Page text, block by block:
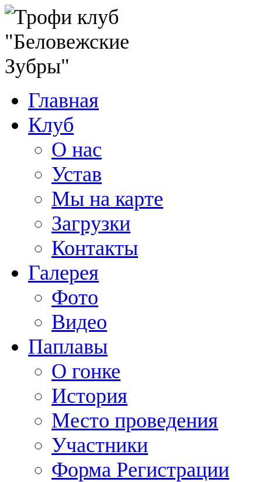
Главная
Клуб
О нас
Устав
Мы на карте
Загрузки
Контакты
Галерея
Фото
Видео
Паплавы
О гонке
История
Место проведения
Участники
Форма Регистрации